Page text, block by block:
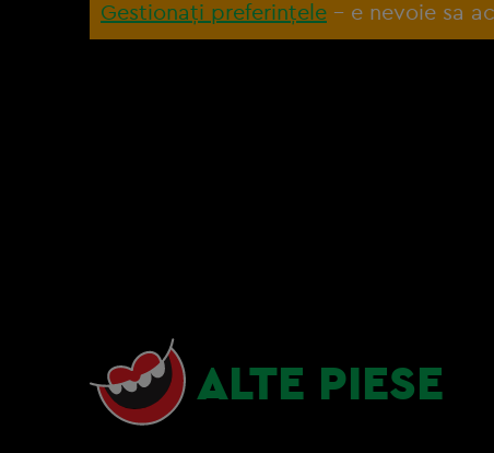
Gestionați preferințele – e nevoie sa
ALTE PIESE